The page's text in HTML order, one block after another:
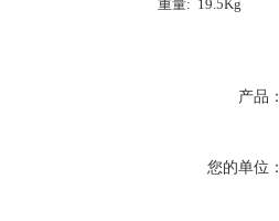
重量: 19.5Kg
产品：
您的单位：